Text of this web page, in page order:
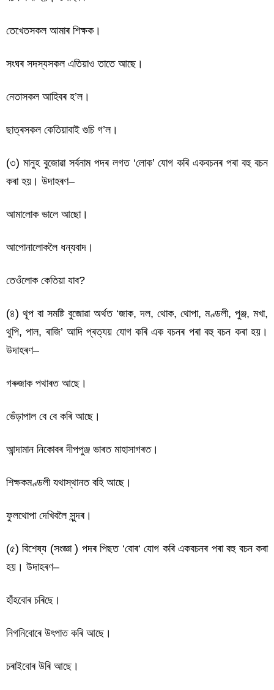
তেখেতসকল আমাৰ শিক্ষক।
সংঘৰ সদস্যসকল এতিয়াও তাতে আছে।
নেতাসকল আহিবৰ হ’ল।
ছাত্ৰসকল কেতিয়াবাই গুচি গ’ল।
(৩) মানুহ বুজোৱা সৰ্বনাম পদৰ লগত ‘লোক’ যোগ কৰি একবচনৰ পৰা বহু বচন
কৰা হয়। উদাহৰণ–
আমালোক ভালে আছো।
আপোনালোকলৈ ধন্যবাদ।
তেওঁলোক কেতিয়া যাব?
(৪) থূপ বা সমষ্টি বুজোৱা অৰ্থত ‘জাক, দল, থোক, থোপা, মণ্ডলী, পুঞ্জ, মখা,
থুপি, পাল, ৰাজি’ আদি প্ৰত্যয় যোগ কৰি এক বচনৰ পৰা বহু বচন কৰা হয়।
উদাহৰণ–
গৰুজাক পথাৰত আছে।
ভেঁড়াপাল বে বে কৰি আছে।
আন্দামান নিকোবৰ দীপপুঞ্জ ভাৰত মাহাসাগৰত।
শিক্ষকমণ্ডলী যথাস্থানত বহি আছে।
ফুলথোপা দেখিবলৈ সুন্দৰ।
(৫) বিশেষ্য (সংজ্ঞা ) পদৰ পিছত ‘বোৰ‘ যোগ কৰি একবচনৰ পৰা বহু বচন কৰা
হয়। উদাহৰণ–
হাঁহবোৰ চৰিছে।
নিগনিবোৰে উৎপাত কৰি আছে।
চৰাইবোৰ উৰি আছে।